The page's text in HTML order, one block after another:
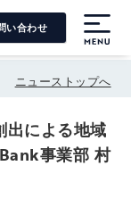
い合わせ
ニューストップへ
出による地域
事業部 村